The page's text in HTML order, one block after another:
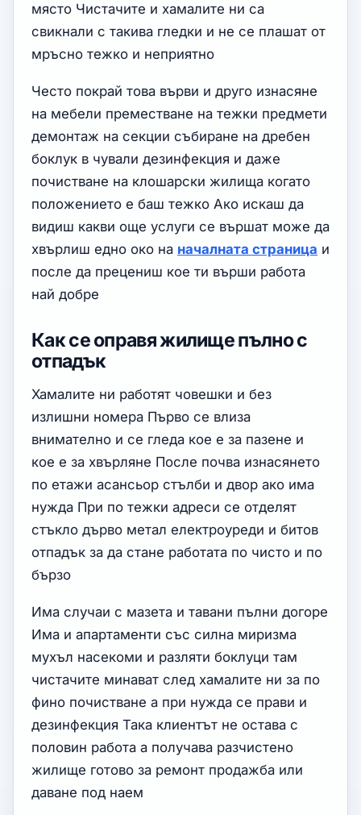
място Чистачите и хамалите ни са
свикнали с такива гледки и не се плашат от
мръсно тежко и неприятно
Често покрай това върви и друго изнасяне
на мебели преместване на тежки предмети
демонтаж на секции събиране на дребен
боклук в чували дезинфекция и даже
почистване на клошарски жилища когато
положението е баш тежко Ако искаш да
видиш какви още услуги се вършат може да
хвърлиш едно око на началната страница и
после да прецениш кое ти върши работа
най добре
Как се оправя жилище пълно с
отпадък
Хамалите ни работят човешки и без
излишни номера Първо се влиза
внимателно и се гледа кое е за пазене и
кое е за хвърляне После почва изнасянето
по етажи асансьор стълби и двор ако има
нужда При по тежки адреси се отделят
стъкло дърво метал електроуреди и битов
отпадък за да стане работата по чисто и по
бързо
Има случаи с мазета и тавани пълни догоре
Има и апартаменти със силна миризма
мухъл насекоми и разляти боклуци там
чистачите минават след хамалите ни за по
фино почистване а при нужда се прави и
дезинфекция Така клиентът не остава с
половин работа а получава разчистено
жилище готово за ремонт продажба или
даване под наем